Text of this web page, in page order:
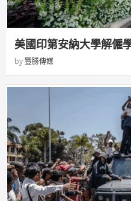
美國印第安納大學解僱
by 豐勝傳媒